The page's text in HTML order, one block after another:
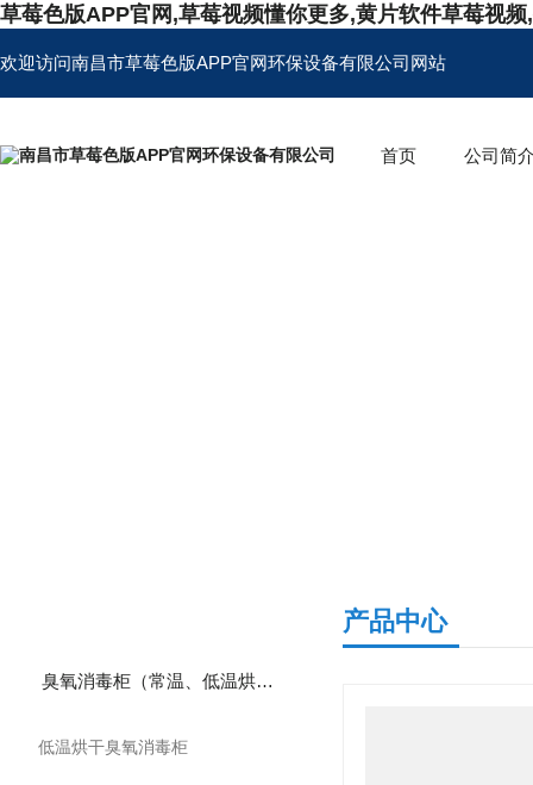
草莓色版APP官网,草莓视频懂你更多,黄片软件草莓视
欢迎访问南昌市草莓色版APP官网环保设备有限公司网站
首页 公司简
臭氧消毒柜（常温、低温烘干）
低温烘干臭氧消毒柜
产品中心